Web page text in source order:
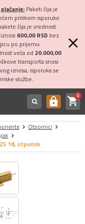
Paketi čija je
prilikom isporuke
čija je vrednost
600,00 RSD bez
po prijemu
veća od 20.000,00
transporta snosi
iznosa, isporuka se
službe.
https shopping_cart0
Otpornici
18, otpornik